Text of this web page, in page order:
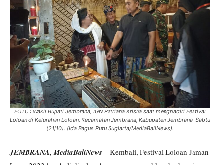
FOTO : Wakil Bupati Jembrana, IGN Patriana Krisna saat menghadiri Festival
Loloan di Kelurahan Loloan, Kecamatan Jembrana, Kabupaten Jembrana, Sabtu
(21/10). (Ida Bagus Putu Sugiarta/MediaBaliNews).
JEMBRANA, MediaBaliNews – Kembali, Festival Loloan Jaman